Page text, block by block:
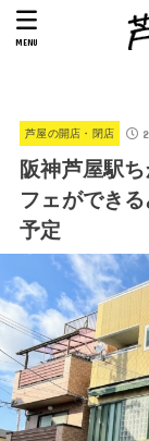
MENU
芦屋の開店・閉店
阪神芦屋駅
フェができ
予定